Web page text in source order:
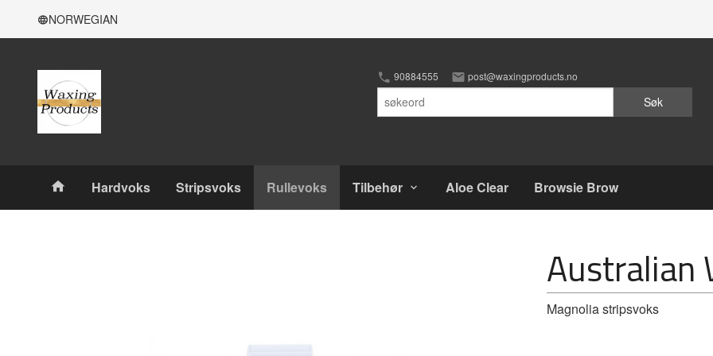
NORWEGIAN
90884555 post@waxingproducts.no
Søk
Produkter
Hardvoks Stripsvoks Rullevoks Tilbehør Aloe Clear Browsie Brow
Australian
Magnolia stripsvoks